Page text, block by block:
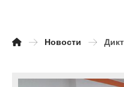
Новости